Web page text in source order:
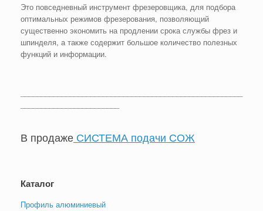
Это повседневный инструмент фрезеровщика, для подбора
оптимальных режимов фрезерования, позволяющий
существенно экономить на продлении срока службы фрез и
шпинделя, а также содержит большое количество полезных
функций и информации.
В продаже СИСТЕМА подачи СОЖ
Каталог
Профиль алюминиевый